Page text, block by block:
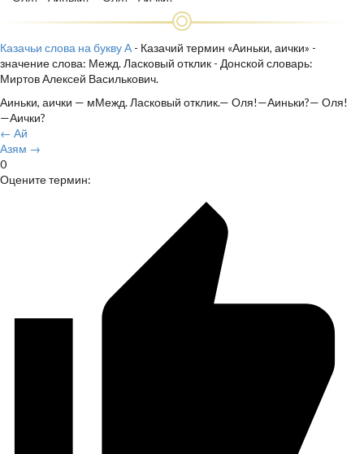
Казачьи слова на букву А - Казачий термин «Аиньки, аички» -
значение слова: Межд. Ласковый отклик - Донской словарь:
Миртов Алексей Василькович.
Аиньки, аички — мМежд. Ласковый отклик.— Оля!—Аиньки?— Оля!
—Аички?
← Ай
Азям →
0
Оцените термин: